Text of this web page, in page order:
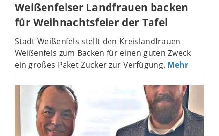
Weißenfelser Landfrauen backen
für Weihnachtsfeier der Tafel
Stadt Weißenfels stellt den Kreislandfrauen
Weißenfels zum Backen für einen guten Zweck
ein großes Paket Zucker zur Verfügung. Mehr